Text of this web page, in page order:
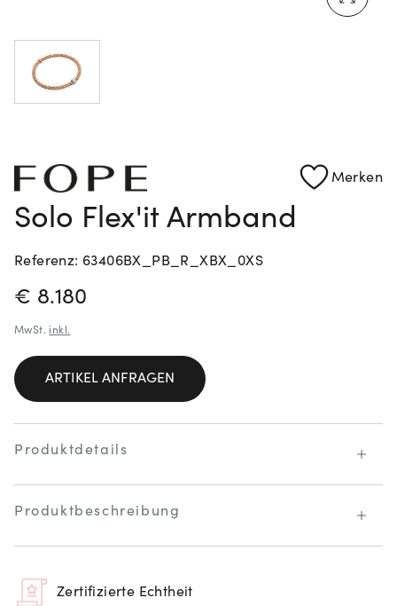
Merken
Solo Flex'it Armband
Referenz: 63406BX_PB_R_XBX_0XS
PREISINFORMATIONEN
€ 8.180
MwSt. inkl.
ARTIKEL ANFRAGEN
Produktdetails
Produktbeschreibung
Zertifizierte Echtheit